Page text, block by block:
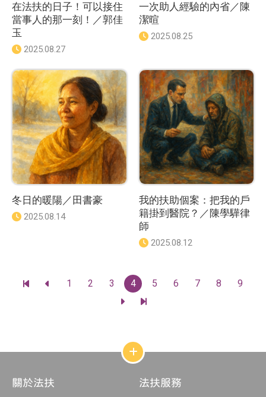
在法扶的日子！可以接住
當事人的那一刻！／郭佳
玉
發
日
期
：
2025.08.27
一次助人經驗的內省／陳
潔暄
發
期
：
2025.08.25
冬日的暖陽／田書豪
發
2025.08.14
我的扶助個案：把我的戶
籍掛到醫院？／陳學驊律
師
發
：
2025.08.12
1 2 3 4 5 6 7 8
9
頁
頁
網
站
結
構
關於法扶 法扶服務